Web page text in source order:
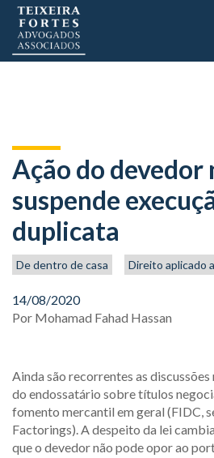
Ação do devedor
suspende
duplicata
De dentro de casa Direito aplicado
14/08/2020
Por Mohamad Fahad Hassan
Ainda são recorrentes as
do endossatário sobre títulos
fomento mercantil em geral (FIDC,
Factorings). A despeito da lei
que o devedor não pode opor ao